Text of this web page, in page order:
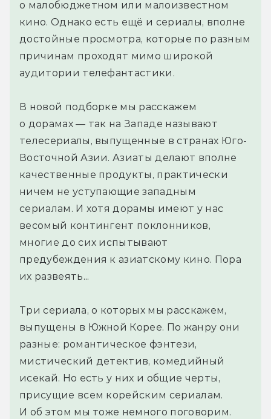
о малобюджетном или малоизвестном
кино. Однако есть ещё и сериалы, вполне
достойные просмотра, которые по разным
причинам проходят мимо широкой
аудитории телефантастики.
В новой подборке мы расскажем
о дорамах — так на Западе называют
телесериалы, выпущенные в странах Юго-
Восточной Азии. Азиаты делают вполне
качественные продукты, практически
ничем не уступающие западным
сериалам. И хотя дорамы имеют у нас
весомый контингент поклонников,
многие до сих испытывают
предубеждения к азиатскому кино. Пора
их развеять...
Три сериала, о которых мы расскажем,
выпущены в Южной Корее. По жанру они
разные: романтическое фэнтези,
мистический детектив, комедийный
исекай. Но есть у них и общие черты,
присущие всем корейским сериалам.
И об этом мы тоже немного поговорим.